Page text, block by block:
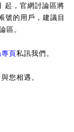
起，官網討論區將
號的用戶，建議目
區。
頁私訊我們。
您相遇。